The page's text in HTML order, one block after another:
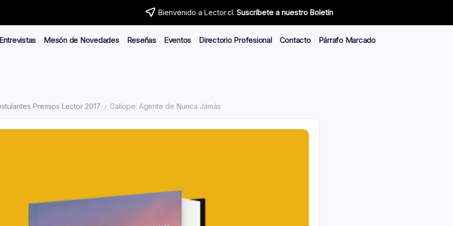
Bienvenido a Lector.cl. Suscríbete a nuestro Boletín
Entrevistas Mesón de Novedades Reseñas Eventos Directorio Profesional Contacto
Párrafo Marcado
Premios Lector 2017 / Calíope: Agente de Nunca Jamás